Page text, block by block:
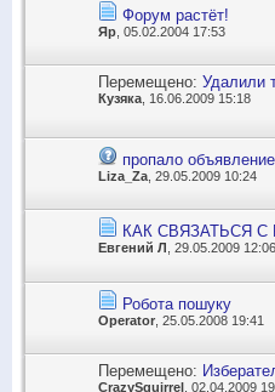
Форум растёт!
Яр , 05.02.2004 17:53
Перемещено: Удалили
Кузяка , 16.06.2009 15:18
пропало объявление
Liza_Za , 29.05.2009 10:24
КАК СВЯЗАТЬСЯ
Евгений Л , 29.05.2009 12:06
Робота пошуку
Operator , 25.05.2008 19:41
Перемещено:
CrazySquirrel , 02.04.2009